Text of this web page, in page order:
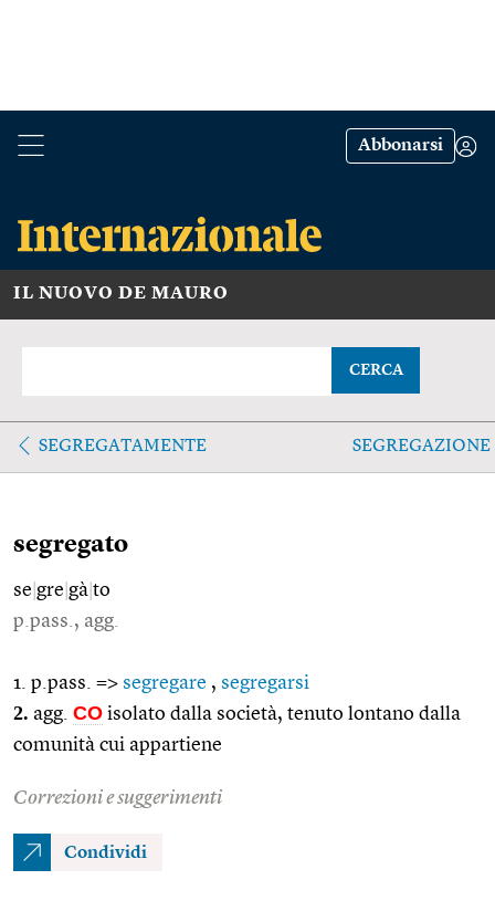
Abbonarsi
IL NUOVO DE MAURO
CERCA
SEGREGATAMENTE SEGREGAZIONE
segregato
se gre gà to
p.pass., agg.
1. p.pass. => segregare , segregarsi
2. agg. CO isolato dalla società, tenuto lontano dalla
comunità cui appartiene
Correzioni e suggerimenti
Condividi